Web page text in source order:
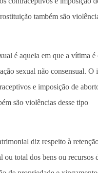
é aquela em que a vítima
sexual não consensual. O
e imposição de
são violências desse tipo